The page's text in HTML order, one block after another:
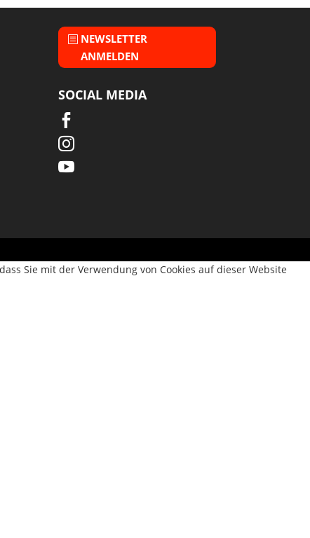
NEWSLETTER
ANMELDEN
SOCIAL MEDIA



Sie mit der Verwendung von Cookies auf dieser Website